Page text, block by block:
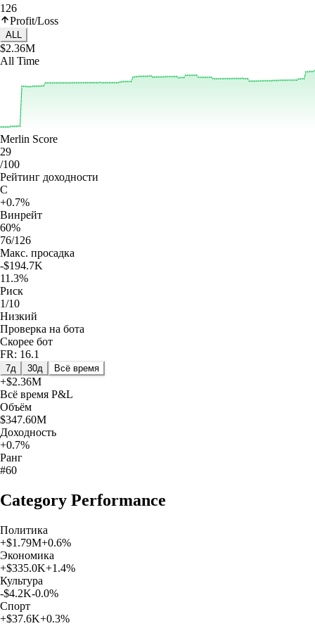
126
Profit/Loss
ALL
$2.36M
All Time
Merlin Score
29
/100
Рейтинг доходности
C
+0.7%
Винрейт
60%
76/126
Макс. просадка
-$194.7K
11.3%
Риск
1/10
Низкий
Проверка на бота
Скорее бот
FR: 16.1
7д 30д Всё время
+$2.36M
Всё время P&L
Объём
$347.60M
Доходность
+0.7%
Ранг
#60
Category Performance
Политика
+$1.79M+0.6%
Экономика
+$335.0K+1.4%
Культура
-$4.2K-0.0%
Спорт
+$37.6K+0.3%